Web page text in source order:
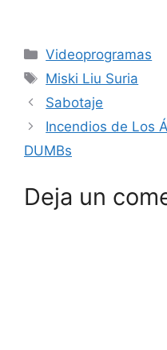
Categorías
Videoprogramas
Etiquetas
Miski Liu Suria
Sabotaje
Incendios de Los
DUMBs
Deja un